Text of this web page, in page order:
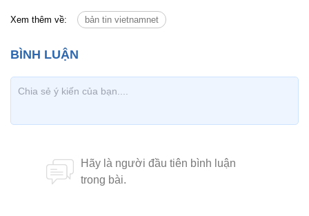
Xem thêm về: bản tin vietnamnet